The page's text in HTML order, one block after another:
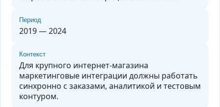
Период
2019 — 2024
Контекст
Для крупного интернет-магазина
маркетинговые интеграции должны работать
синхронно с заказами, аналитикой и тестовым
контуром.